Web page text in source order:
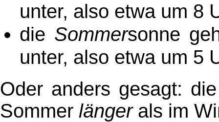
unter, also etwa um 8
die Sommersonne
unter, also etwa um 5
Oder anders gesagt:
Sommer längerals im